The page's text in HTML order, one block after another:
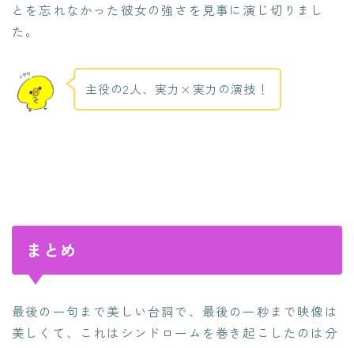
とを忘れなかった彼女の強さを見事に演じ切りまし
た。
主役の2人、実力×実力の演技！
まとめ
最後の一句まで美しい台詞で、最後の一秒まで映像は
美しくて、これはシンドロームを巻き起こしたのは分